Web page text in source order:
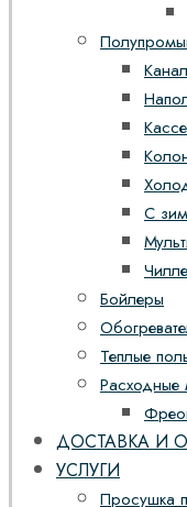
С
Бойлеры
Теплые
Расходные
ДОСТАВКА И
УСЛУГИ
Просушка